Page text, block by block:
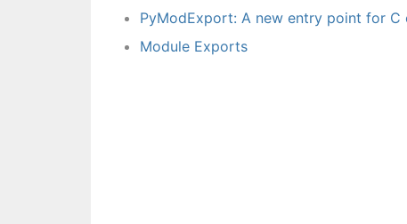
PyModExport: A new entry point for C
Module Exports